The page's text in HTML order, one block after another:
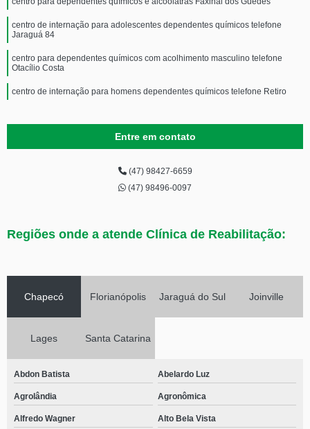
centro de internação para adolescentes dependentes químicos telefone
Jaraguá 84
centro para dependentes químicos com acolhimento masculino telefone
Otacílio Costa
centro de internação para homens dependentes químicos telefone Retiro
Entre em contato
(47) 98427-6659
(47) 98496-0097
Regiões onde a atende Clínica de Reabilitação:
Chapecó Florianópolis Jaraguá do Sul Joinville
Lages Santa Catarina
Abdon Batista Abelardo Luz
Agrolândia Agronômica
Alfredo Wagner Alto Bela Vista